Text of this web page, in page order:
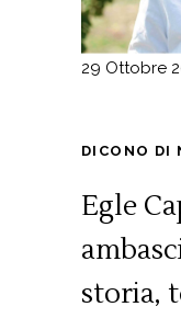
29 Ottobre
DICONO DI
Egle
storia,